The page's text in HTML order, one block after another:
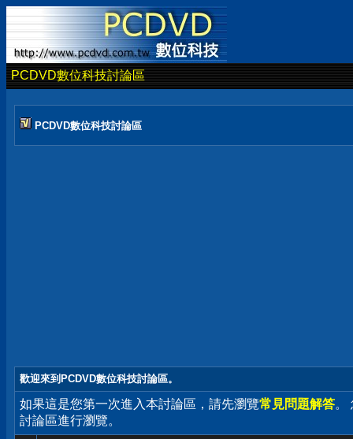
PCDVD數位科技討論區
PCDVD數位科技討論區
歡迎來到PCDVD數位科技討論區。
如果這是您第一次進入本討論區，請先瀏覽常見問題解答。
討論區進行瀏覽。